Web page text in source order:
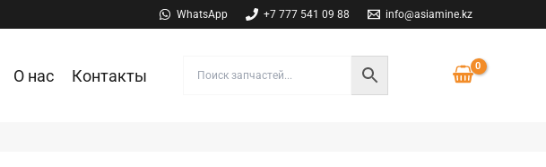
WhatsApp +7 777 541 09 88 info@asiamine.kz
О нас Контакты